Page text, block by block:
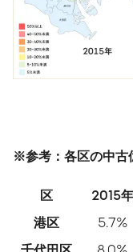
※参考：各区の中古
区 2015年
港区
5.7%